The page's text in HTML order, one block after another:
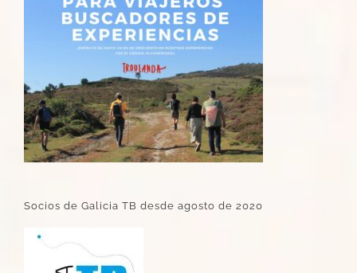
Socios de Galicia TB desde agosto de 2020